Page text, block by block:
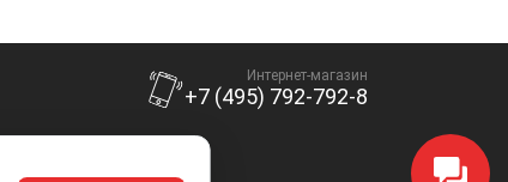
Интернет-магазин
+7 (495) 792-792-8